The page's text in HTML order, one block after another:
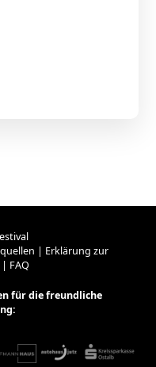
| Erklärung zur
FAQ
für die freundliche